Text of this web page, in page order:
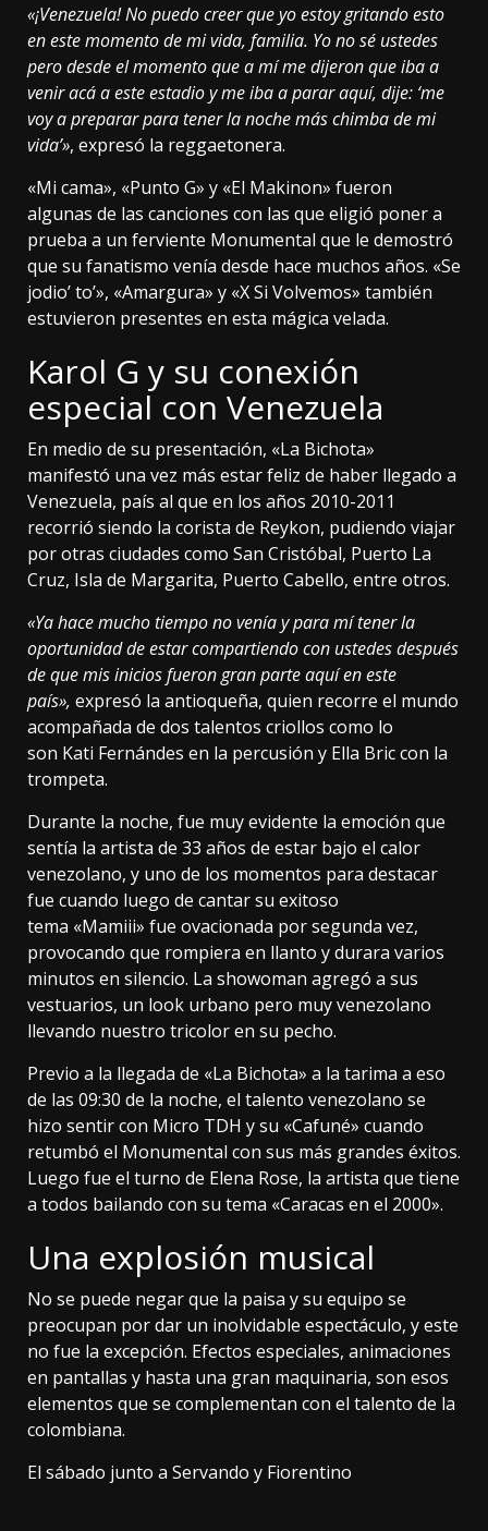
«¡Venezuela! No puedo creer que yo estoy gritando esto
en este momento de mi vida, familia. Yo no sé ustedes
pero desde el momento que a mí me dijeron que iba a
venir acá a este estadio y me iba a parar aquí, dije: ‘me
voy a preparar para tener la noche más chimba de mi
vida’», expresó la reggaetonera.
«Mi cama», «Punto G» y «El Makinon» fueron
algunas de las canciones con las que eligió poner a
prueba a un ferviente Monumental que le demostró
que su fanatismo venía desde hace muchos años. «Se
jodio’ to’», «Amargura» y «X Si Volvemos» también
estuvieron presentes en esta mágica velada.
Karol G y su conexión
especial con Venezuela
En medio de su presentación, «La Bichota»
manifestó una vez más estar feliz de haber llegado a
Venezuela, país al que en los años 2010-2011
recorrió siendo la corista de Reykon, pudiendo viajar
por otras ciudades como San Cristóbal, Puerto La
Cruz, Isla de Margarita, Puerto Cabello, entre otros.
«Ya hace mucho tiempo no venía y para mí tener la
oportunidad de estar compartiendo con ustedes después
de que mis inicios fueron gran parte aquí en este
país», expresó la antioqueña, quien recorre el mundo
acompañada de dos talentos criollos como lo
son Kati Fernándes en la percusión y Ella Bric con la
trompeta.
Durante la noche, fue muy evidente la emoción que
sentía la artista de 33 años de estar bajo el calor
venezolano, y uno de los momentos para destacar
fue cuando luego de cantar su exitoso
tema «Mamiii» fue ovacionada por segunda vez,
provocando que rompiera en llanto y durara varios
minutos en silencio. La showoman agregó a sus
vestuarios, un look urbano pero muy venezolano
llevando nuestro tricolor en su pecho.
Previo a la llegada de «La Bichota» a la tarima a eso
de las 09:30 de la noche, el talento venezolano se
hizo sentir con Micro TDH y su «Cafuné» cuando
retumbó el Monumental con sus más grandes éxitos.
Luego fue el turno de Elena Rose, la artista que tiene
a todos bailando con su tema «Caracas en el 2000».
Una explosión musical
No se puede negar que la paisa y su equipo se
preocupan por dar un inolvidable espectáculo, y este
no fue la excepción. Efectos especiales, animaciones
en pantallas y hasta una gran maquinaria, son esos
elementos que se complementan con el talento de la
colombiana.
El sábado junto a Servando y Fiorentino